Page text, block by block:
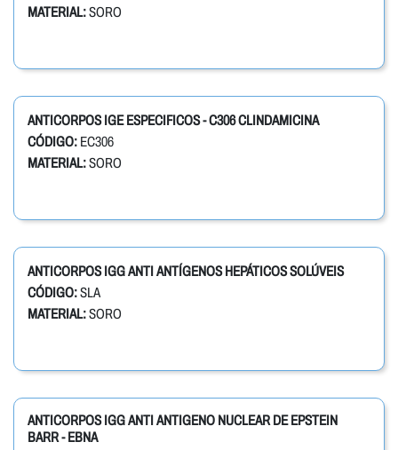
MATERIAL:SORO
ANTICORPOS IGE ESPECIFICOS - C306 CLINDAMICINA
CÓDIGO: EC306
MATERIAL:SORO
ANTICORPOS IGG ANTI ANTÍGENOS HEPÁTICOS SOLÚVEIS
CÓDIGO:SLA
MATERIAL:SORO
ANTICORPOS IGG ANTI ANTIGENO NUCLEAR DE EPSTEIN
BARR - EBNA